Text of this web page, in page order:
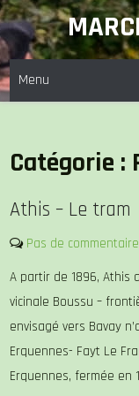
Skip
to
content
Menu
Catégorie :
Athis – Le tram
Pas de commentaire
A partir de 1896, Athis
vicinale Boussu –
envisagé vers Bavay
Erquennes- Fayt Le
Erquennes, fermée en